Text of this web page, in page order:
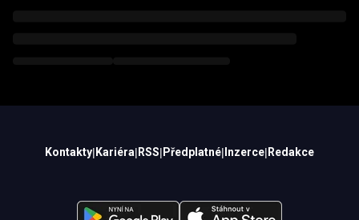
Kontakty| Kariéra| RSS| Předplatné| Inzerce| Redakce